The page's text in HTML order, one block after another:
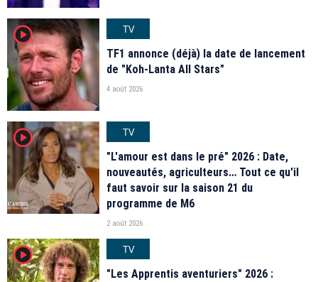
player2
TV
TF1 annonce (déjà) la date de lancement
de "Koh-Lanta All Stars"
4 août 2026
player2
TV
"L'amour est dans le pré" 2026 : Date,
nouveautés, agriculteurs… Tout ce qu'il
faut savoir sur la saison 21 du
programme de M6
2 août 2026
player2
TV
"Les Apprentis aventuriers" 2026 :